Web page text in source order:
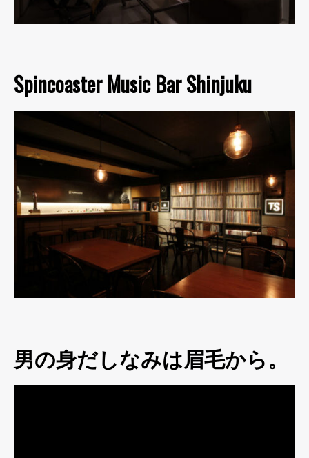
Spincoaster Music Bar Shinjuku
男の身だしなみは眉毛から。